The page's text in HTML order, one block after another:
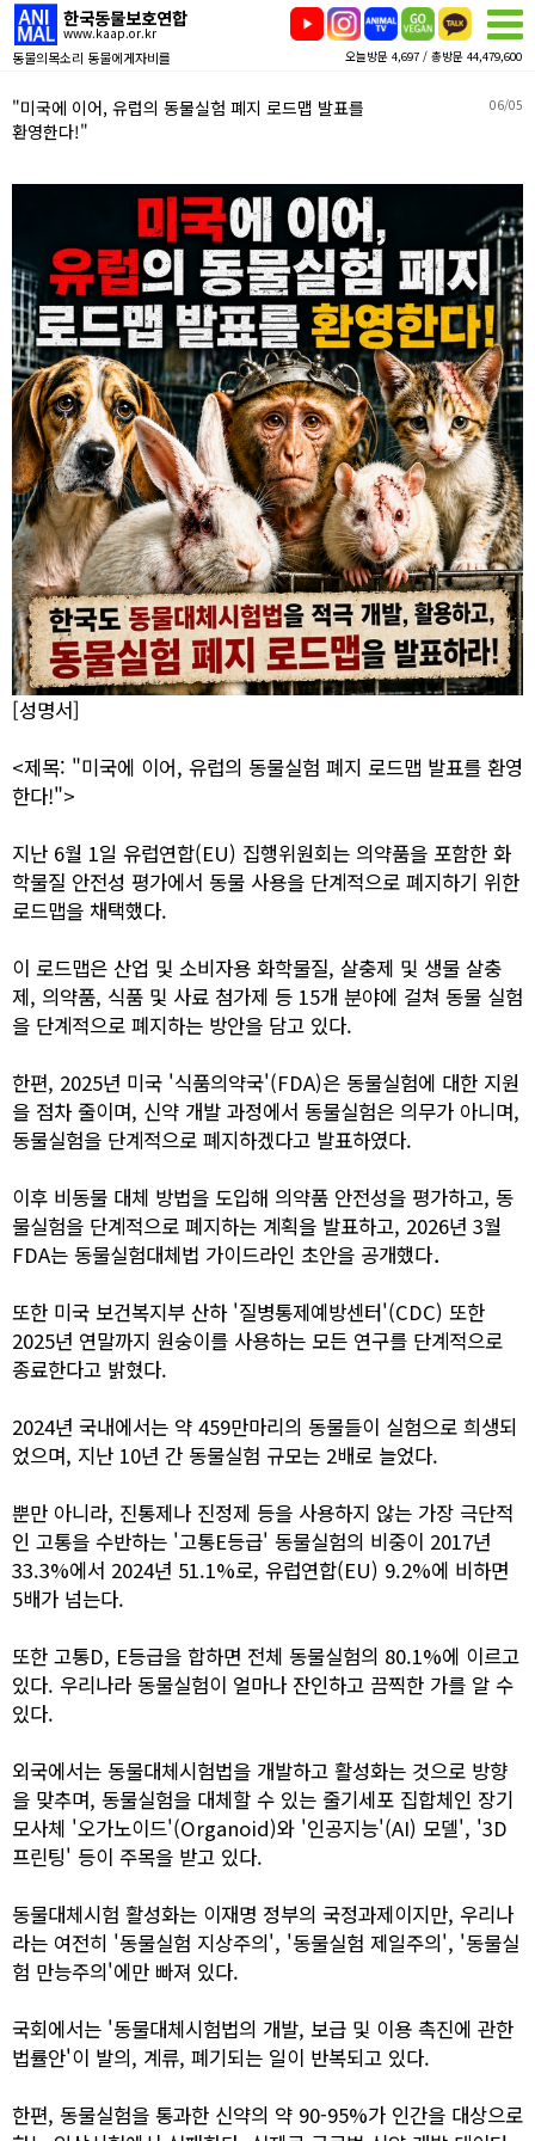
한국동물보호연합
www.kaap.or.kr
동물의목소리 동물에게자비를 오늘방문 4,697 / 총방문 44,479,600
"미국에 이어, 유럽의 동물실험 폐지 로드맵 발표를
환영한다!"
06/05
[성명서]
<제목: "미국에 이어, 유럽의 동물실험 폐지 로드맵 발표를 환영
한다!">
지난 6월 1일 유럽연합(EU) 집행위원회는 의약품을 포함한 화
학물질 안전성 평가에서 동물 사용을 단계적으로 폐지하기 위한
로드맵을 채택했다.
이 로드맵은 산업 및 소비자용 화학물질, 살충제 및 생물 살충
제, 의약품, 식품 및 사료 첨가제 등 15개 분야에 걸쳐 동물 실험
을 단계적으로 폐지하는 방안을 담고 있다.
한편, 2025년 미국 '식품의약국'(FDA)은 동물실험에 대한 지원
을 점차 줄이며, 신약 개발 과정에서 동물실험은 의무가 아니며,
동물실험을 단계적으로 폐지하겠다고 발표하였다.
이후 비동물 대체 방법을 도입해 의약품 안전성을 평가하고, 동
물실험을 단계적으로 폐지하는 계획을 발표하고, 2026년 3월
FDA는 동물실험대체법 가이드라인 초안을 공개했다．
또한 미국 보건복지부 산하 '질병통제예방센터'(CDC) 또한
2025년 연말까지 원숭이를 사용하는 모든 연구를 단계적으로
종료한다고 밝혔다.
2024년 국내에서는 약 459만마리의 동물들이 실험으로 희생되
었으며, 지난 10년 간 동물실험 규모는 2배로 늘었다.
뿐만 아니라, 진통제나 진정제 등을 사용하지 않는 가장 극단적
인 고통을 수반하는 '고통E등급' 동물실험의 비중이 2017년
33.3%에서 2024년 51.1%로, 유럽연합(EU) 9.2%에 비하면
5배가 넘는다.
또한 고통D, E등급을 합하면 전체 동물실험의 80.1%에 이르고
있다. 우리나라 동물실험이 얼마나 잔인하고 끔찍한 가를 알 수
있다.
외국에서는 동물대체시험법을 개발하고 활성화는 것으로 방향
을 맞추며, 동물실험을 대체할 수 있는 줄기세포 집합체인 장기
모사체 '오가노이드'(Organoid)와 '인공지능'(AI) 모델', '3D
프린팅' 등이 주목을 받고 있다.
동물대체시험 활성화는 이재명 정부의 국정과제이지만, 우리나
라는 여전히 '동물실험 지상주의', '동물실험 제일주의', '동물실
험 만능주의'에만 빠져 있다.
국회에서는 '동물대체시험법의 개발, 보급 및 이용 촉진에 관한
법률안'이 발의, 계류, 폐기되는 일이 반복되고 있다.
한편, 동물실험을 통과한 신약의 약 90-95%가 인간을 대상으로